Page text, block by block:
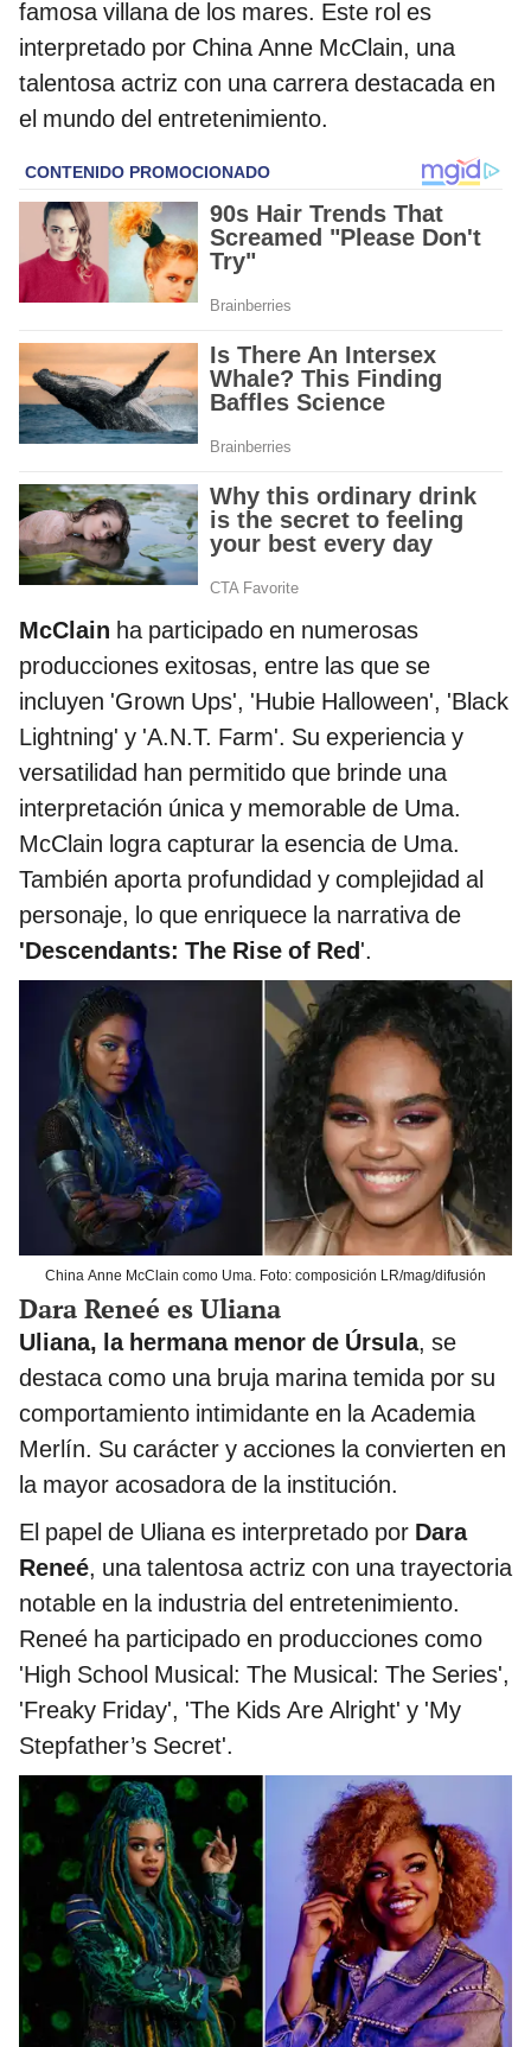
famosa villana de los mares. Este rol es
interpretado por China Anne McClain, una
talentosa actriz con una carrera destacada en
el mundo del entretenimiento.
McClain ha participado en numerosas
producciones exitosas, entre las que se
incluyen 'Grown Ups', 'Hubie Halloween', 'Black
Lightning' y 'A.N.T. Farm'. Su experiencia y
versatilidad han permitido que brinde una
interpretación única y memorable de Uma.
McClain logra capturar la esencia de Uma.
También aporta profundidad y complejidad al
personaje, lo que enriquece la narrativa de
'Descendants: The Rise of Red'.
China Anne McClain como Uma. Foto: composición LR/mag/difusión
Dara Reneé es Uliana
Uliana, la hermana menor de Úrsula, se
destaca como una bruja marina temida por su
comportamiento intimidante en la Academia
Merlín. Su carácter y acciones la convierten en
la mayor acosadora de la institución.
El papel de Uliana es interpretado por Dara
Reneé, una talentosa actriz con una trayectoria
notable en la industria del entretenimiento.
Reneé ha participado en producciones como
'High School Musical: The Musical: The Series',
'Freaky Friday', 'The Kids Are Alright' y 'My
Stepfather’s Secret'.